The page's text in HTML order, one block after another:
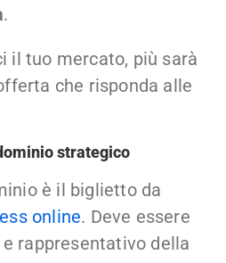
.
il tuo mercato, più sarà
che risponda alle
strategico
è il biglietto da
online. Deve essere
rappresentativo della